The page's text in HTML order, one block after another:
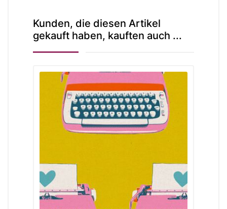
Kunden, die diesen Artikel
gekauft haben, kauften auch ...